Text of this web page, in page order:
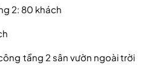
2: 80 khách
tầng 2 sân vườn ngoài trời